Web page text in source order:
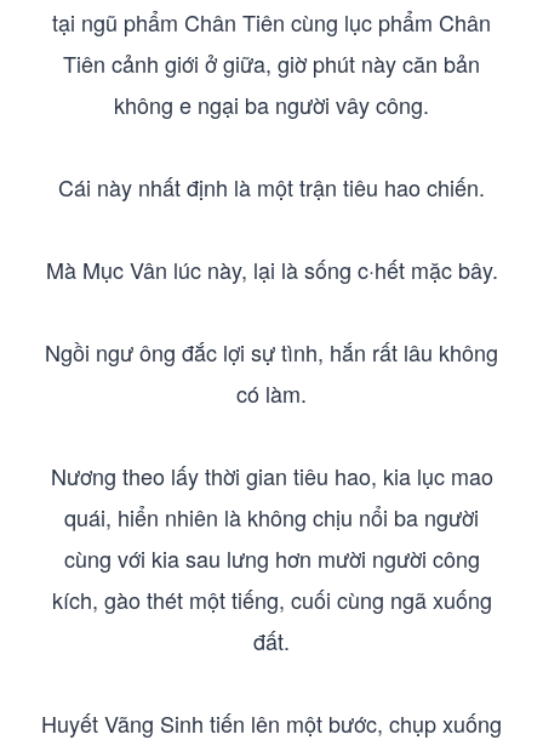
tại ngũ phẩm Chân Tiên cùng lục phẩm Chân
Tiên cảnh giới ở giữa, giờ phút này căn bản
không e ngại ba người vây công.
Cái này nhất định là một trận tiêu hao chiến.
Mà Mục Vân lúc này, lại là sống c·hết mặc bây.
Ngồi ngư ông đắc lợi sự tình, hắn rất lâu không
có làm.
Nương theo lấy thời gian tiêu hao, kia lục mao
quái, hiển nhiên là không chịu nổi ba người
cùng với kia sau lưng hơn mười người công
kích, gào thét một tiếng, cuối cùng ngã xuống
đất.
Huyết Vãng Sinh tiến lên một bước, chụp xuống